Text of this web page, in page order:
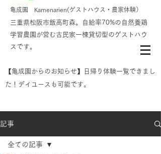
​亀成園 Kamenarien(ゲストハウス・農家体験）
​​三重県松阪市飯高町森。自給率70%の自然養鶏
学習農園が営む古民家一棟貸切型のゲストハウ
スです。
​【亀成園からのお知らせ】日帰り体験一覧できまし
た！デイユースも可能です。
記事
全ての記事